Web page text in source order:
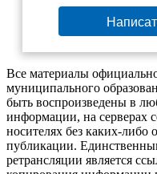
Все материалы
муниципального
быть воспроизведены в
информации, на серверах
носителях без каких-
публикации.
ретрансляции является